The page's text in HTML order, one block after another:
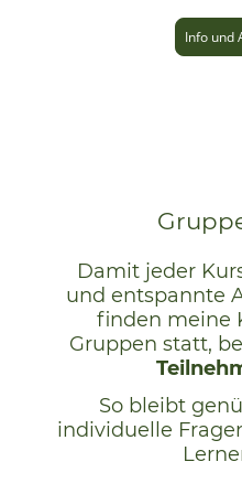
Info und
Damit jeder
und entspannte
finden meine
Gruppen statt,
So bleibt
individuelle